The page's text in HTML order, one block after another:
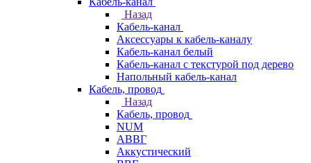
Назад
Кабель-канал
Аксессуары к кабель-каналу
Кабель-канал белый
Кабель-канал с текстурой под дерево
Напольный кабель-канал
Кабель, провод
Назад
Кабель, провод
NUM
АВВГ
Аккустический